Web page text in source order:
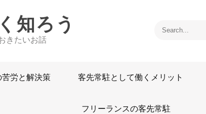
知ろう
きたいお話
労と解決策 客先常駐として働くメリット
フリーランスの客先常駐